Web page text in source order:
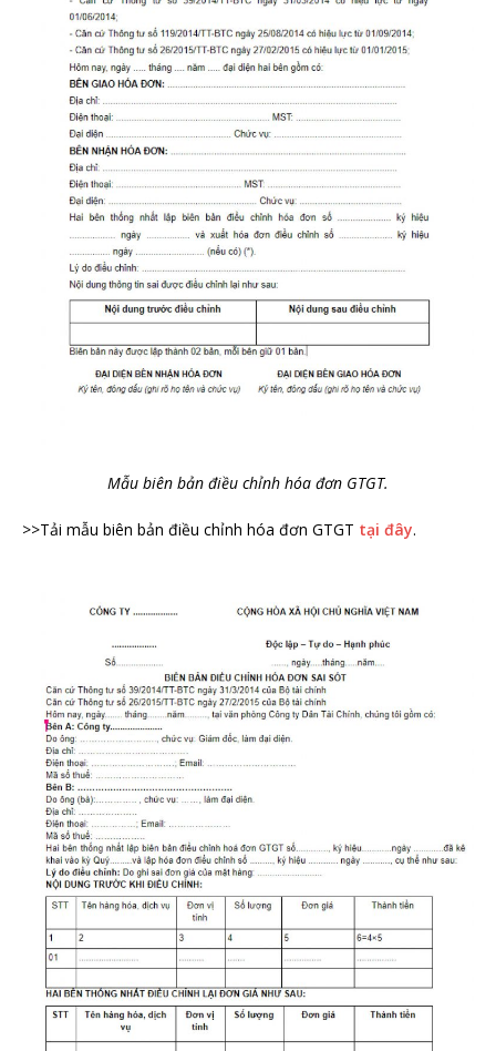
Mẫu biên bản điều chỉnh hóa đơn GTGT.
>>Tải mẫu biên bản điều chỉnh hóa đơn GTGT tại đây.